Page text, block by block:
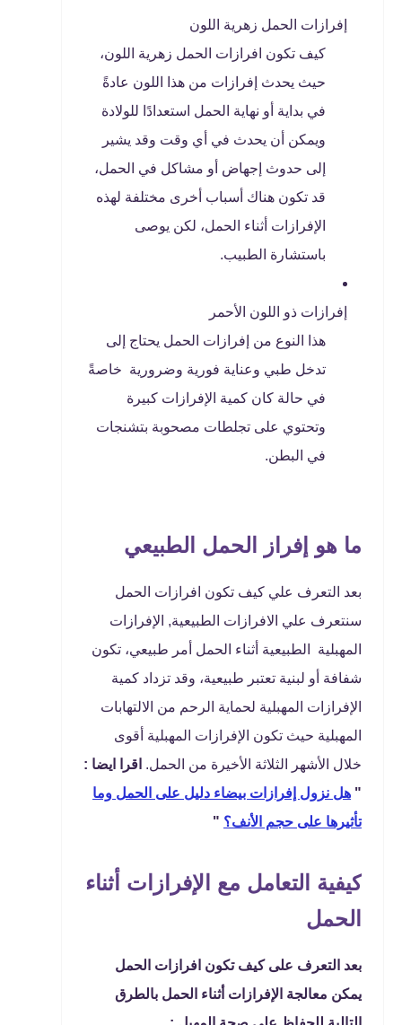
إفرازات الحمل زهرية اللون
كيف تكون افرازات الحمل زهرية اللون،
حيث يحدث إفرازات من هذا اللون عادةً
في بداية أو نهاية الحمل استعدادًا للولادة
ويمكن أن يحدث في أي وقت وقد يشير
إلى حدوث إجهاض أو مشاكل في الحمل،
قد تكون هناك أسباب أخرى مختلفة لهذه
الإفرازات أثناء الحمل، لكن يوصى
باستشارة الطبيب.
إفرازات ذو اللون الأحمر
هذا النوع من إفرازات الحمل يحتاج إلى
تدخل طبي وعناية فورية وضرورية خاصةً
في حالة كان كمية الإفرازات كبيرة
وتحتوي على تجلطات مصحوبة بتشنجات
في البطن.
ما هو إفراز الحمل الطبيعي
بعد التعرف علي كيف تكون افرازات الحمل
سنتعرف علي الافرازات الطبيعية, الإفرازات
المهبلية الطبيعية أثناء الحمل أمر طبيعي، تكون
شفافة أو لبنية تعتبر طبيعية، وقد تزداد كمية
الإفرازات المهبلية لحماية الرحم من الالتهابات
المهبلية حيث تكون الإفرازات المهبلية أقوى
خلال الأشهر الثلاثة الأخيرة من الحمل. اقرا ايضا :
" هل نزول إفرازات بيضاء دليل على الحمل وما
تأثيرها على حجم الأنف؟ "
كيفية التعامل مع الإفرازات أثناء
الحمل
بعد التعرف على كيف تكون افرازات الحمل
يمكن معالجة الإفرازات أثناء الحمل بالطرق